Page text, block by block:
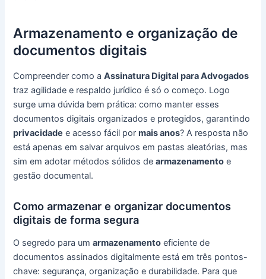
Armazenamento e organização de
documentos digitais
Compreender como aAssinatura Digital para Advogados
traz agilidade e respaldo jurídico é só o começo. Logo
surge uma dúvida bem prática: como manter esses
documentos digitais organizados e protegidos, garantindo
privacidade e acesso fácil pormais anos? A resposta não
está apenas em salvar arquivos em pastas aleatórias, mas
sim em adotar métodos sólidos dearmazenamento e
gestão documental.
Como armazenar e organizar documentos
digitais de forma segura
O segredo para umarmazenamento eficiente de
documentos assinados digitalmente está em três pontos-
chave: segurança, organização e durabilidade. Para que